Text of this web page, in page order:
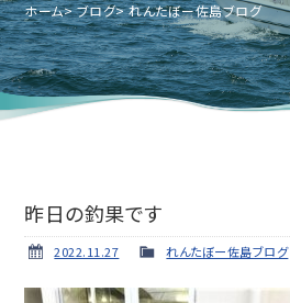
ホーム ブログ れんたぼー佐島ブログ
昨日の釣果です
2022.11.27 れんたぼー佐島ブログ